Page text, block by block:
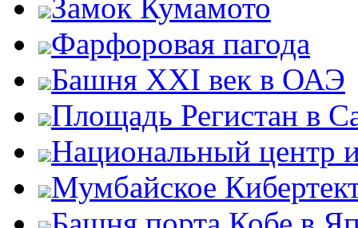
Замок Кумамото
Фарфоровая пагода
Башня XXI век в ОАЭ
Площадь Регистан в
Национальный центр
Мумбайское